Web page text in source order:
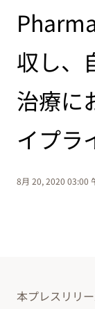
収し、
治療に
イプラ
8月 20, 2020 03:00
本プレスリリ